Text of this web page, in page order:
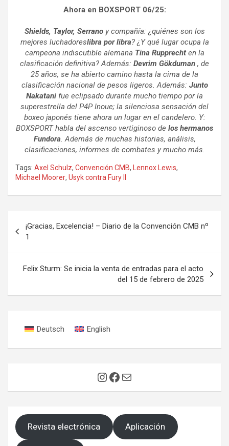
Ahora en BOXSPORT 06/25:
Shields, Taylor, Serranoy compañía: ¿quiénes son los
mejores luchadoreslibra por libra? ¿Y qué lugar ocupa la
campeona indiscutible alemana Tina Rupprechten la
clasificación definitiva? Además: Devrim Gökduman , de
25 años, se ha abierto camino hasta la cima de la
clasificación nacional de pesos ligeros. Además: Junto
Nakatani fue eclipsado durante mucho tiempo por la
superestrella del P4P Inoue; la silenciosa sensación del
boxeo japonés tiene ahora un lugar en el candelero. Y:
BOXSPORT habla del ascenso vertiginoso de los hermanos
Fundora. Además de muchas historias, análisis,
clasificaciones, informes de combates y mucho más.
Tags: Axel Schulz, Convención CMB, Lennox Lewis,
Michael Moorer, Usyk contra Fury II
de
entradas
¡Gracias, Excelencia! – Diario de la Convención CMB nº
1
Felix Sturm: Se inicia la venta de entradas para el acto
del 15 de febrero de 2025
Deutsch English
Instagram
Facebook
Correo electrónico
Revista electrónica Aplicación